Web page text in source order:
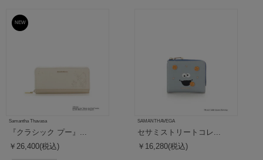
予約
NEW
Samantha Thavasa
『クラシック プー』...
￥26,400(税込)
SAMANTHAVEGA
セサミストリートコレ...
￥16,280(税込)